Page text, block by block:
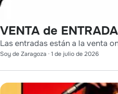
VENTA de
Las entradas están a la venta
Soy de Zaragoza · 1 de julio de 2026